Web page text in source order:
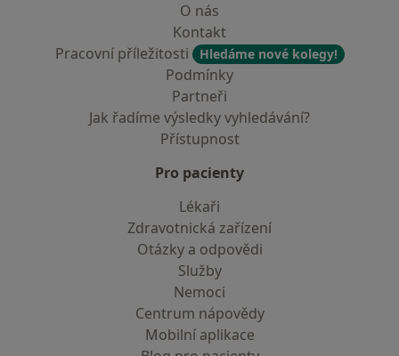
O nás
Kontakt
Pracovní příležitosti
Hledáme nové kolegy!
Podmínky
Partneři
Jak řadíme výsledky vyhledávání?
Přístupnost
Pro pacienty
Lékaři
Zdravotnická zařízení
Otázky a odpovědi
Služby
Nemoci
Centrum nápovědy
Mobilní aplikace